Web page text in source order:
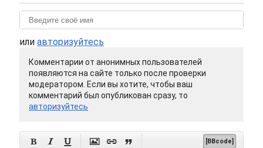
или авторизуйтесь
Комментарии от анонимных пользователей
появляются на сайте только после проверки
модератором. Если вы хотите, чтобы ваш
комментарий был опубликован сразу, то
авторизуйтесь
      [BBcode]